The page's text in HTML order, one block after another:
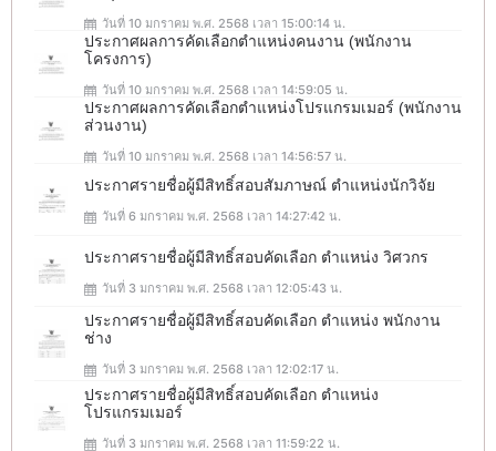
วันที่ 10 มกราคม พ.ศ. 2568 เวลา 15:00:14 น.
ประกาศผลการคัดเลือกตำแหน่งคนงาน (พนักงาน
โครงการ)
วันที่ 10 มกราคม พ.ศ. 2568 เวลา 14:59:05 น.
ประกาศผลการคัดเลือกตำแหน่งโปรแกรมเมอร์ (พนักงาน
ส่วนงาน)
วันที่ 10 มกราคม พ.ศ. 2568 เวลา 14:56:57 น.
ประกาศรายชื่อผู้มีสิทธิ์สอบสัมภาษณ์ ตำแหน่งนักวิจัย
วันที่ 6 มกราคม พ.ศ. 2568 เวลา 14:27:42 น.
ประกาศรายชื่อผู้มีสิทธิ์สอบคัดเลือก ตำแหน่ง วิศวกร
วันที่ 3 มกราคม พ.ศ. 2568 เวลา 12:05:43 น.
ประกาศรายชื่อผู้มีสิทธิ์สอบคัดเลือก ตำแหน่ง พนักงาน
ช่าง
วันที่ 3 มกราคม พ.ศ. 2568 เวลา 12:02:17 น.
ประกาศรายชื่อผู้มีสิทธิ์สอบคัดเลือก ตำแหน่ง
โปรแกรมเมอร์
วันที่ 3 มกราคม พ.ศ. 2568 เวลา 11:59:22 น.